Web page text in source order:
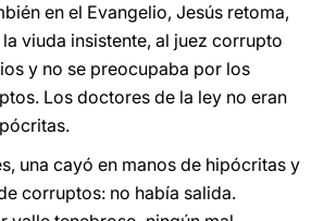
en el Evangelio, Jesús retoma,
viuda insistente, al juez corrupto
y no se preocupaba por los
Los doctores de la ley no eran
una cayó en manos de hipócritas y
corruptos: no había salida.